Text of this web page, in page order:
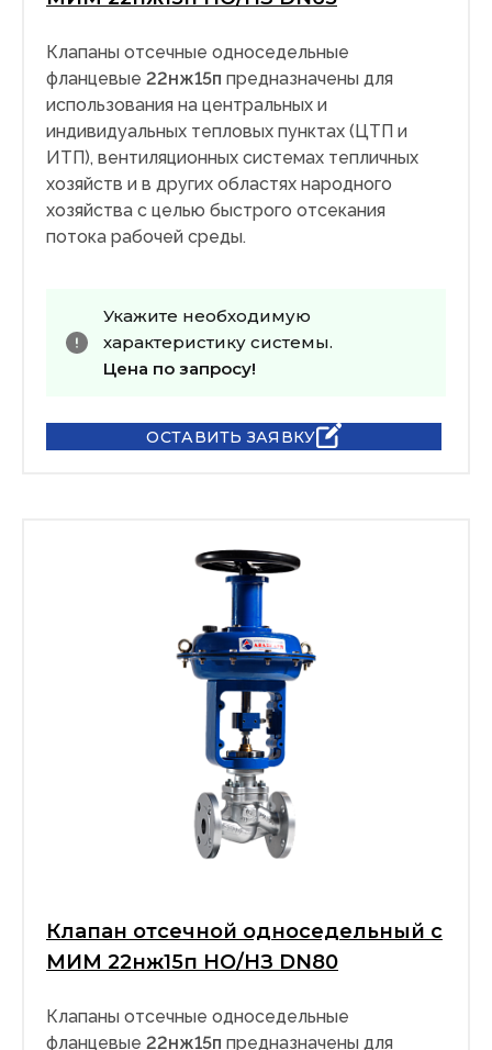
Клапаны отсечные односедельные
фланцевые 22нж15п предназначены для
использования на центральных и
индивидуальных тепловых пунктах (ЦТП и
ИТП), вентиляционных системах тепличных
хозяйств и в других областях народного
хозяйства с целью быстрого отсекания
потока рабочей среды.
Укажите необходимую
характеристику системы.
Цена по запросу!
ОСТАВИТЬ ЗАЯВКУ
Клапан отсечной односедельный с
МИМ 22нж15п НО/НЗ DN80
Клапаны отсечные односедельные
фланцевые 22нж15п предназначены для